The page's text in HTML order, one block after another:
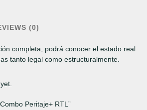
(0)
completa, podrá conocer el estado real
tanto legal como estructuralmente.
Peritaje+ RTL”